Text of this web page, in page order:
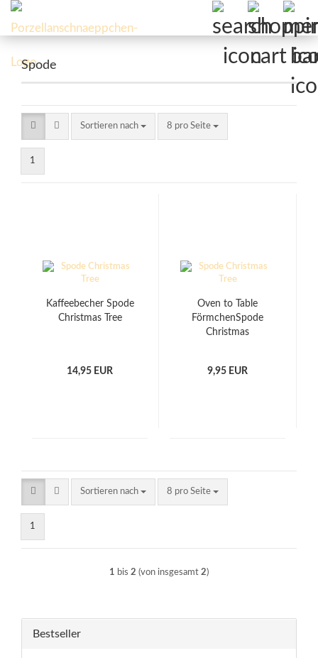
Spode
Sortieren nach
Sortieren nach 8 pro Seite
pro Seite
1
Kaffeebecher Spode
Christmas Tree
14,95 EUR
Oven to Table
FörmchenSpode
Christmas
9,95 EUR
Sortieren nach
Sortieren nach 8 pro Seite
pro Seite
1
1 bis 2 (von insgesamt 2)
Bestseller